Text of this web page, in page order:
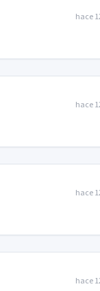
hace
hace
hace
hace